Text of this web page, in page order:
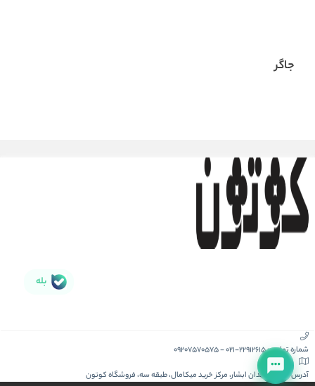
جاگر
بله
شماره تماس :021-22912615
-
09207570575
آدرس :کیش، میدان ابشار، مرکز خرید میکامال، طبقه سه، فروشگاه کوتون